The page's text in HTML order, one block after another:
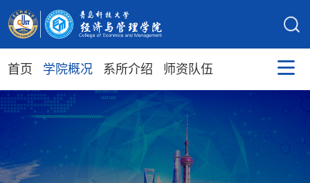
首页 学院概况 系所介绍 师资队伍